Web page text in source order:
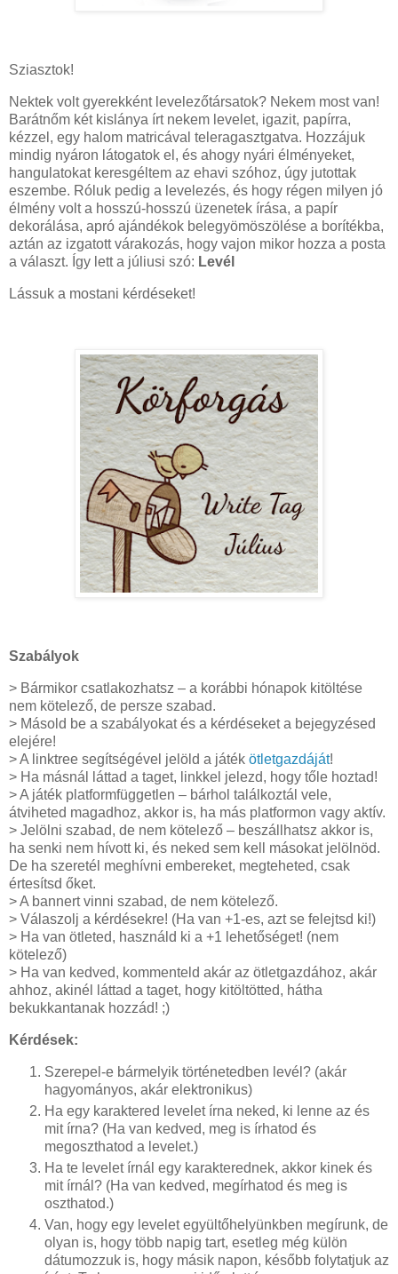
Sziasztok!
Nektek volt gyerekként levelezőtársatok? Nekem most van!
Barátnőm két kislánya írt nekem levelet, igazit, papírra,
kézzel, egy halom matricával teleragasztgatva. Hozzájuk
mindig nyáron látogatok el, és ahogy nyári élményeket,
hangulatokat keresgéltem az ehavi szóhoz, úgy jutottak
eszembe. Róluk pedig a levelezés, és hogy régen milyen jó
élmény volt a hosszú-hosszú üzenetek írása, a papír
dekorálása, apró ajándékok belegyömöszölése a borítékba,
aztán az izgatott várakozás, hogy vajon mikor hozza a posta
a választ. Így lett a júliusi szó: Levél
Lássuk a mostani kérdéseket!
Szabályok
> Bármikor csatlakozhatsz – a korábbi hónapok kitöltése
nem kötelező, de persze szabad.
> Másold be a szabályokat és a kérdéseket a bejegyzésed
elejére!
> A linktree segítségével jelöld a játék ötletgazdáját!
> Ha másnál láttad a taget, linkkel jelezd, hogy tőle hoztad!
> A játék platformfüggetlen – bárhol találkoztál vele,
átviheted magadhoz, akkor is, ha más platformon vagy aktív.
> Jelölni szabad, de nem kötelező – beszállhatsz akkor is,
ha senki nem hívott ki, és neked sem kell másokat jelölnöd.
De ha szeretél meghívni embereket, megteheted, csak
értesítsd őket.
> A bannert vinni szabad, de nem kötelező.
> Válaszolj a kérdésekre! (Ha van +1-es, azt se felejtsd ki!)
> Ha van ötleted, használd ki a +1 lehetőséget! (nem
kötelező)
> Ha van kedved, kommenteld akár az ötletgazdához, akár
ahhoz, akinél láttad a taget, hogy kitöltötted, hátha
bekukkantanak hozzád! ;)
Kérdések:
Szerepel-e bármelyik történetedben levél? (akár
hagyományos, akár elektronikus)
Ha egy karaktered levelet írna neked, ki lenne az és
mit írna? (Ha van kedved, meg is írhatod és
megoszthatod a levelet.)
Ha te levelet írnál egy karakterednek, akkor kinek és
mit írnál? (Ha van kedved, megírhatod és meg is
oszthatod.)
Van, hogy egy levelet együltőhelyünkben megírunk, de
olyan is, hogy több napig tart, esetleg még külön
dátumozzuk is, hogy másik napon, később folytatjuk az